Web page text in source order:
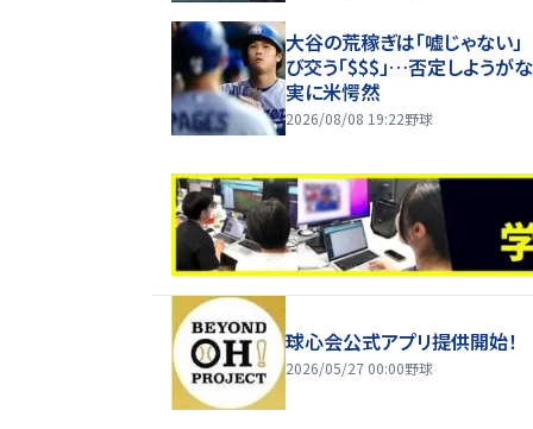
大谷の荒稼ぎは「嘘じゃない
び交う「$$$」…否定しようが
実に米愕然
2026/08/08 19:22野球
球心会公式アプリ提供開始！
2026/05/27 00:00野球